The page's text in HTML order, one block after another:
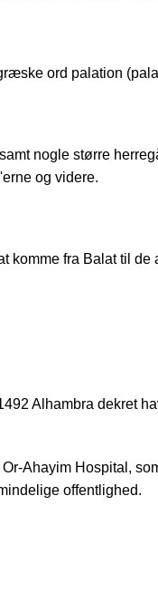
ord palation
nogle større
og videre.
komme fra Balat til de
Alhambra dekret
Ahayim Hospital,
offentlighed.